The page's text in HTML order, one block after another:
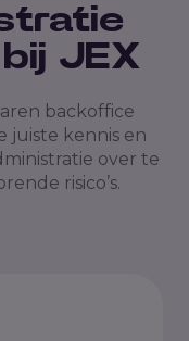
JEX
backoffice
juiste kennis en
over te
risico’s.